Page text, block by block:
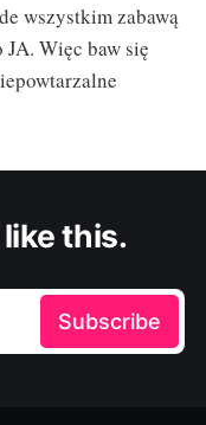
wszystkim zabawą
Więc baw się
this.
Subscribe